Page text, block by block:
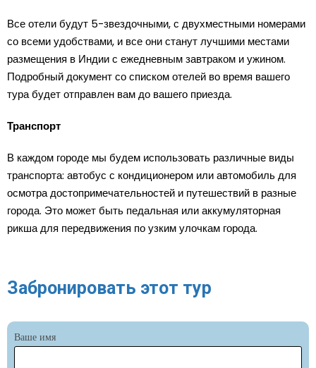
Все отели будут 5-звездочными, с двухместными номерами
со всеми удобствами, и все они станут лучшими местами
размещения в Индии с ежедневным завтраком и ужином.
Подробный документ со списком отелей во время вашего
тура будет отправлен вам до вашего приезда.
Транспорт
В каждом городе мы будем использовать различные виды
транспорта: автобус с кондиционером или автомобиль для
осмотра достопримечательностей и путешествий в разные
города. Это может быть педальная или аккумуляторная
рикша для передвижения по узким улочкам города.
Забронировать этот тур
Ваше имя